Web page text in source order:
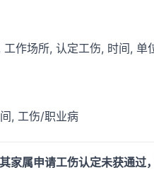
作场所, 认定工伤, 时间, 单
, 工伤/职业病
家属申请工伤认定未获通过